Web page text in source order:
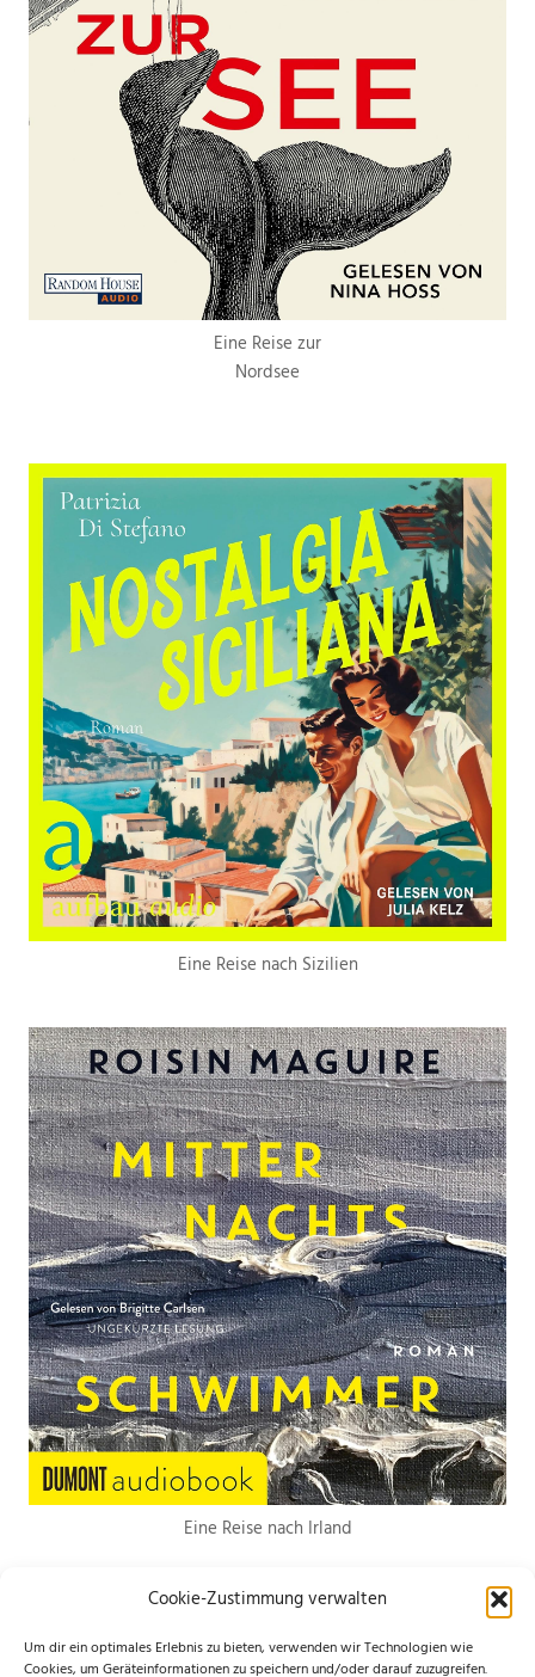
Cookie-Zustimmung verwalten
Um dir ein optimales Erlebnis zu bieten, verwenden wir Technologien wie
Cookies, um Geräteinformationen zu speichern und/oder darauf zuzugreifen.
Eine Reise zur
Nordsee
Eine Reise nach Sizilien
Eine Reise nach Irland